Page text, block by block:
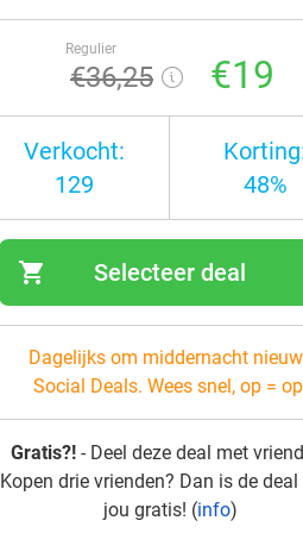
Regulier
€36,25 €19
Verkocht:
129
48%
shopping_cart Selecteer deal
Dagelijks om middernacht
Social Deals. Wees snel, op =
Gratis?! - Deel deze deal met
Kopen drie vrienden? Dan is de
jou gratis! (info)